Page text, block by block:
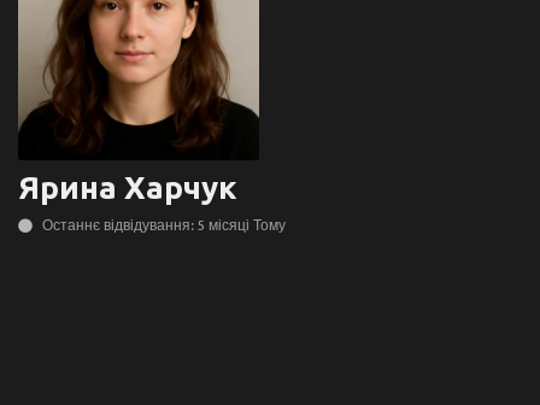
Контакти
Про нас
Підтримати проєкт
Правила для блогерів
Ярина Харчук
Останнє відвідування: 5 місяці Тому